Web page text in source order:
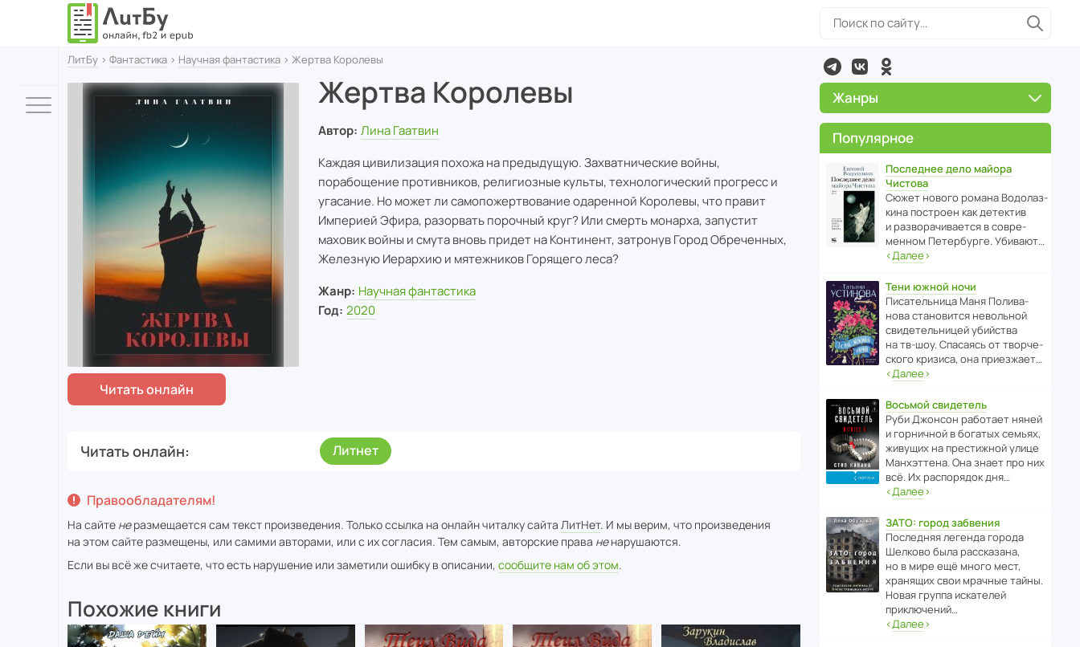
ЛитБу › Фантастика › Научная фантастика › Жертва Королевы
Жертва Королевы
Автор: Лина Гаатвин
Каждая цивилизация похожа на предыдущую. Захватнические войны,
порабощение противников, религиозные культы, технологический прогресс и
угасание. Но может ли самопожертвование одаренной Королевы, что правит
Империей Эфира, разорвать порочный круг? Или смерть монарха, запустит
маховик войны и смута вновь придет на Континент, затронув Город Обреченных,
Железную Иерархию и мятежников Горящего леса?
Жанр: Научная фантастика
Год: 2020
Читать онлайн Литнет
Правообладателям!
На сайте неразмещается сам текст произведения. Только ссылка на онлайн читалку сайта ЛитНет. И мы верим, что произведения
на этом сайте размещены, или самими авторами, или с их согласия. Тем самым, авторские права ненарушаются.
Если вы всё же считаете, что есть нарушение или заметили ошибку в описании, сообщите нам об этом.
Похожие книги
Жанры
Популярное
Последнее дело майора
Чистова
Сюжет нового романа Водо­ла­з­
кина пост­роен как дете­ктив
и разво­ра­чи­ва­ется в совре­
менном Пете­р­бурге. Убивают…
‹Далее›
Тени южной ночи
Писа­тель­ница Маня Поли­ва­
нова стано­вится невольной
свиде­тель­ницей убийства
на тв-шоу. Спасаясь от твор­че­
с­кого кризиса, она приезжает…
‹Далее›
Восьмой свидетель
Руби Джонсон рабо­тает няней
и горни­чной в богатых семьях,
живущих на прес­ти­жной улице
Манх­эт­тена. Она знает про них
всё. Их распо­рядок дня…
‹Далее›
ЗАТО: город забвения
После­дняя легенда города
Шелково была расска­зана,
но в мире ещё много мест,
хранящих свои мрачные тайны.
Новая группа иска­телей
приключений…
‹Далее›